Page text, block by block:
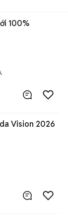
100%
Vision 2026